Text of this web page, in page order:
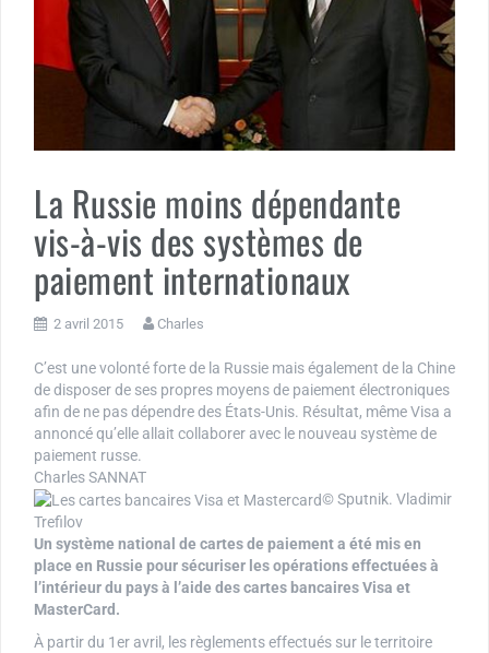
La Russie moins dépendante
vis-à-vis des systèmes de
paiement internationaux
2 avril 2015 Charles
C’est une volonté forte de la Russie mais également de la Chine
de disposer de ses propres moyens de paiement électroniques
afin de ne pas dépendre des États-Unis. Résultat, même Visa a
annoncé qu’elle allait collaborer avec le nouveau système de
paiement russe.
Charles SANNAT
© Sputnik. Vladimir
Trefilov
Un système national de cartes de paiement a été mis en
place en Russie pour sécuriser les opérations effectuées à
l’intérieur du pays à l’aide des cartes bancaires Visa et
MasterCard.
À partir du 1er avril, les règlements effectués sur le territoire